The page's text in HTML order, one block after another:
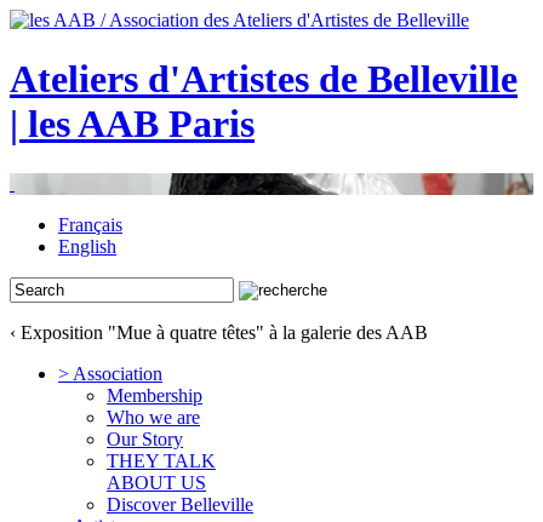
Ateliers d'Artistes de Belleville
| les AAB Paris
Français
English
‹ Exposition "Mue à quatre têtes" à la galerie des AAB
> Association
Membership
Who we are
Our Story
THEY TALK
ABOUT US
Discover Belleville